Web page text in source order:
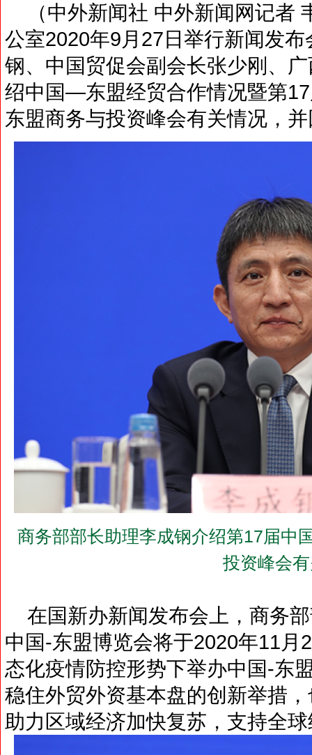
（中外新闻社 中外新闻网记者
公室2020年9月27日举行新闻发
钢、中国贸促会副会长张少刚、
绍中国—东盟经贸合作情况暨第
东盟商务与投资峰会有关情况，
商务部部长助理李成钢介绍第17届
投资峰会
在国新办新闻发布会上，商务
中国-东盟博览会将于2020年11
态化疫情防控形势下举办中国-东
稳住外贸外资基本盘的创新举措
助力区域经济加快复苏，支持全